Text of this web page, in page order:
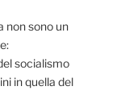
non sono un
socialismo
in quella del